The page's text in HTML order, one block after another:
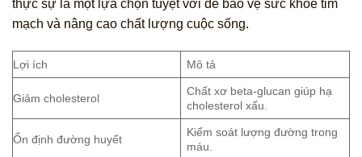
thực sự là một lựa chọn tuyệt vời để bảo vệ sức khỏe tim
mạch và nâng cao chất lượng cuộc sống.
Lợi ích Mô tả
Giảm cholesterol
Chất xơ beta-glucan giúp hạ
cholesterol xấu.
Ổn định đường huyết
Kiểm soát lượng đường trong
máu.